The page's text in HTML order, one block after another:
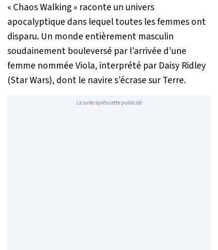
« Chaos Walking » raconte un univers
apocalyptique dans lequel toutes les femmes ont
disparu. Un monde entièrement masculin
soudainement bouleversé par l’arrivée d’une
femme nommée Viola, interprété par Daisy Ridley
(Star Wars), dont le navire s’écrase sur Terre.
La suite après cette publicité